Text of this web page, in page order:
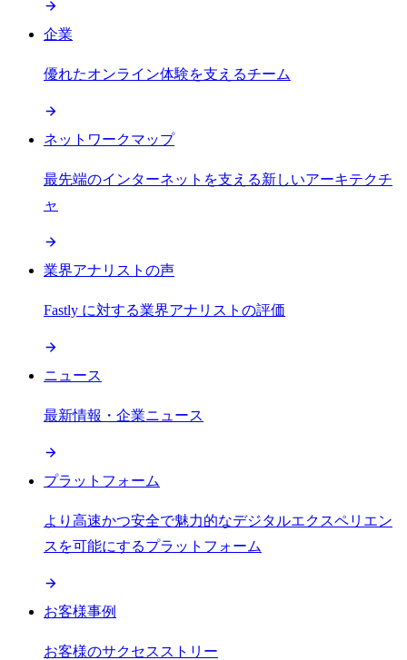
企業
優れたオンライン体験を支えるチーム
ネットワークマップ
最先端のインターネットを支える新しいアーキテクチ
ャ
業界アナリストの声
Fastly に対する業界アナリストの評価
ニュース
最新情報・企業ニュース
プラットフォーム
より高速かつ安全で魅力的なデジタルエクスペリエン
スを可能にするプラットフォーム
お客様事例
お客様のサクセスストリー